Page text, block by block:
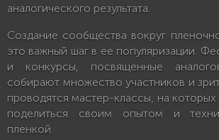
аналогического результата.
Создание сообщества вокруг
это важный шаг в ее популяризации.
и конкурсы, посвященные
собирают множество участников и
проводятся мастер-классы, на
поделиться своим опытом и
пленкой.